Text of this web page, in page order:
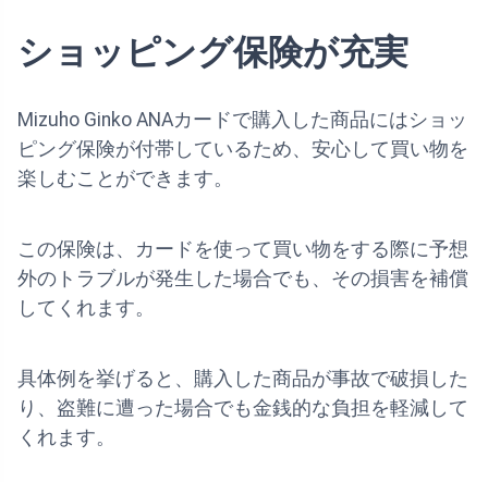
ショッピング保険が充実
Mizuho Ginko ANAカードで購入した商品にはショッ
ピング保険が付帯しているため、安心して買い物を
楽しむことができます。
この保険は、カードを使って買い物をする際に予想
外のトラブルが発生した場合でも、その損害を補償
してくれます。
具体例を挙げると、購入した商品が事故で破損した
り、盗難に遭った場合でも金銭的な負担を軽減して
くれます。